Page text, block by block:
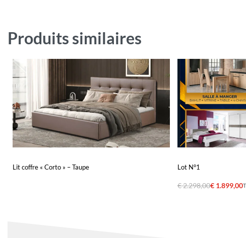
Produits similaires
Lit coffre « Corto » – Taupe Lot N°1
€2.298,00€ 1.899,00